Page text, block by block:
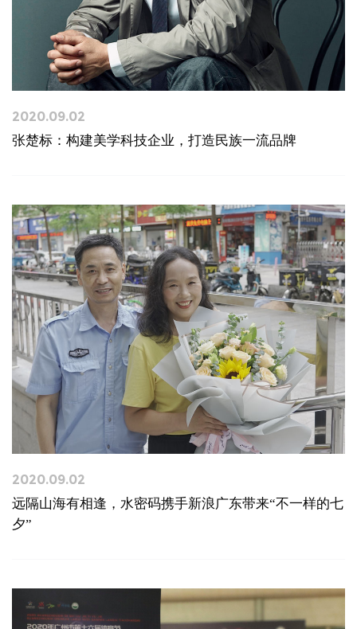
2020.09.02
张楚标：构建美学科技企业，打造民族一流品牌
2020.09.02
远隔山海有相逢，水密码携手新浪广东带来“不一样的七
夕”